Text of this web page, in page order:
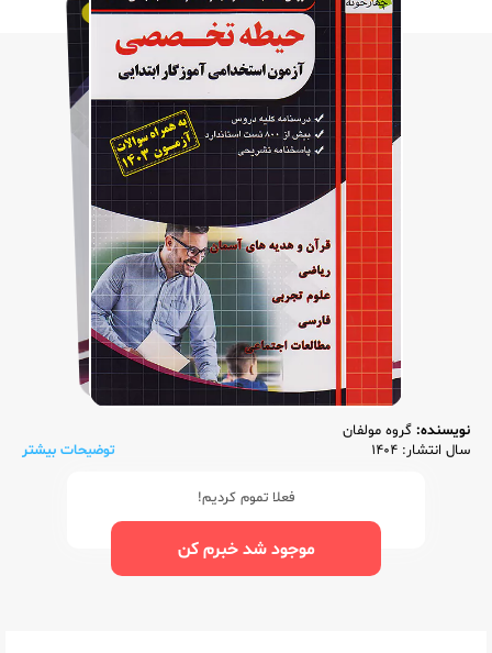
نویسنده: گروه مولفان
سال انتشار: 1404
توضیحات بیشتر
فعلا تموم کردیم!
موجود شد خبرم کن